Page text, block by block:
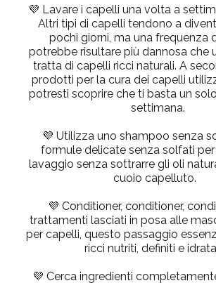
💜 Lavare i capelli una volta a
Altri tipi di capelli tendono a
pochi giorni, ma una frequenza
potrebbe risultare più dannosa che
tratta di capelli ricci naturali. A
prodotti per la cura dei capelli
potresti scoprire che ti basta un
settimana.
💜 Utilizza uno shampoo senza
formule delicate senza solfati
lavaggio senza sottrarre gli oli
cuoio capelluto.
💜 Conditioner, conditioner,
trattamenti lasciati in posa alle
per capelli, questo passaggio
ricci nutriti, definiti e
💜 Cerca ingredienti